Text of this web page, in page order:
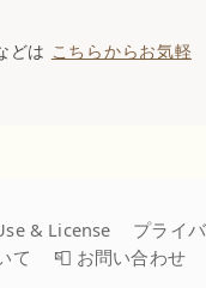
どは こちらからお気軽
& License
プライバ
て 📮 お問い合わせ